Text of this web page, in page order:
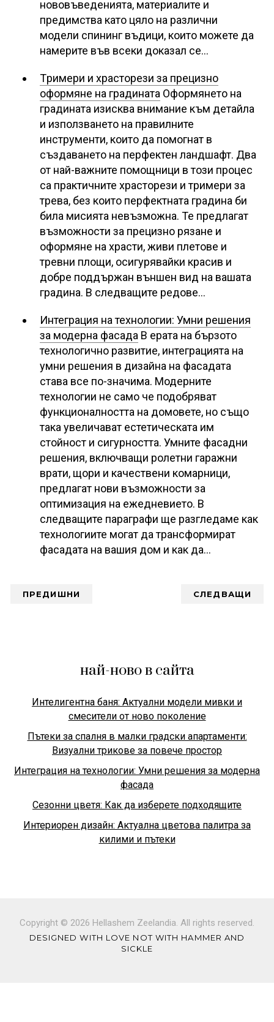
нововъведенията, материалите и
предимства като цяло на различни
модели спининг въдици, които можете да
намерите във всеки доказал се…
Tримери и храсторези за прецизно
оформяне на градината Оформянето на
градината изисква внимание към детайла
и използването на правилните
инструменти, които да помогнат в
създаването на перфектен ландшафт. Два
от най-важните помощници в този процес
са практичните храсторези и тримери за
трева, без които перфектната градина би
била мисията невъзможна. Те предлагат
възможности за прецизно рязане и
оформяне на храсти, живи плетове и
тревни площи, осигурявайки красив и
добре поддържан външен вид на вашата
градина. В следващите редове…
Интеграция на технологии: Умни решения
за модерна фасада В ерата на бързото
технологично развитие, интеграцията на
умни решения в дизайна на фасадата
става все по-значима. Модерните
технологии не само че подобряват
функционалността на домовете, но също
така увеличават естетическата им
стойност и сигурността. Умните фасадни
решения, включващи ролетни гаражни
врати, щори и качествени комарници,
предлагат нови възможности за
оптимизация на ежедневието. В
следващите параграфи ще разгледаме как
технологиите могат да трансформират
фасадата на вашия дом и как да…
ПРЕДИШНИ СЛЕДВАЩИ
най-ново в сайта
Интелигентна баня: Актуални модели мивки и
смесители от ново поколение
Пътеки за спалня в малки градски апартаменти:
Визуални трикове за повече простор
Интеграция на технологии: Умни решения за модерна
фасада
Сезонни цветя: Как да изберете подходящите
Интериорен дизайн: Актуална цветова палитра за
килими и пътеки
Copyright © 2026 Hellashem Zeelandia. All rights reserved.
DESIGNED WITH LOVE NOT WITH HAMMER AND
SICKLE